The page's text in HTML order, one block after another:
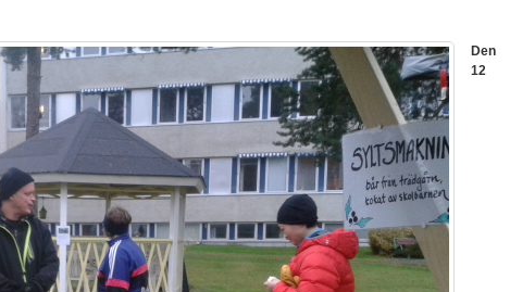
Den
12